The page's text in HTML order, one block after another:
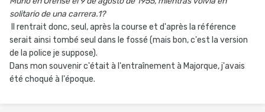
solitario de una carrera.1?
Il rentrait donc, seul, après la course et d'après la référence
serait ainsi tombé seul dans le fossé (mais bon, c'est la version
de la police je suppose).
Dans mon souvenir c'était à l'entraînement à Majorque, j'avais
été choqué à l'époque.